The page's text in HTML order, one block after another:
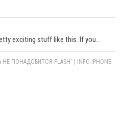
exciting stuff like this. If you...
ПОНАДОБИТСЯ FLASH” | INFO-IPHONE